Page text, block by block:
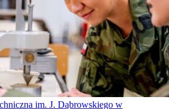
im. J. Dąbrowskiego w